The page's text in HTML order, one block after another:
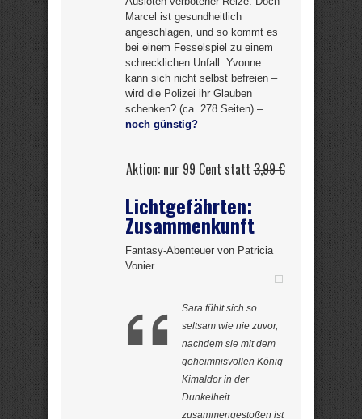
Marcel ist gesundheitlich
angeschlagen, und so kommt es
bei einem Fesselspiel zu einem
schrecklichen Unfall. Yvonne
kann sich nicht selbst befreien –
wird die Polizei ihr Glauben
schenken? (ca. 278 Seiten) –
noch günstig?
Aktion: nur 99 Cent statt3,99 €
Lichtgefährten:
Zusammenkunft
Fantasy-Abenteuer von Patricia
Vonier
Sara fühlt sich so
seltsam wie nie zuvor,
nachdem sie mit dem
geheimnisvollen König
Kimaldor in der
Dunkelheit
zusammengestoßen ist